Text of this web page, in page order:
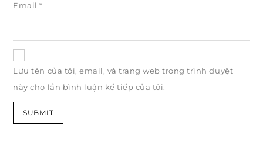
Email*
Lưu tên của tôi, email, và trang web trong trình duyệt
này cho lần bình luận kế tiếp của tôi.